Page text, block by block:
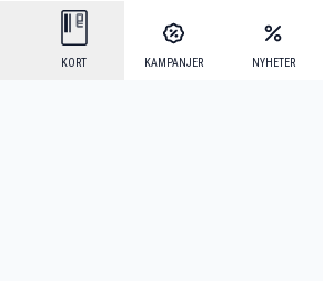
KORT KAMPANJER NYHETER